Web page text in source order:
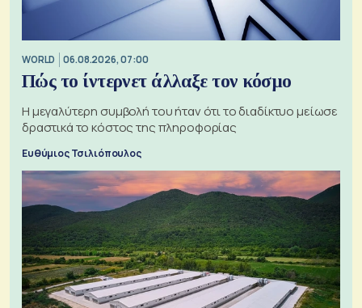
WORLD 06.08.2026, 07:00
Πώς το ίντερνετ άλλαξε τον κόσμο
Η μεγαλύτερη συμβολή του ήταν ότι το διαδίκτυο μείωσε
δραστικά το κόστος της πληροφορίας
Ευθύμιος Τσιλιόπουλος